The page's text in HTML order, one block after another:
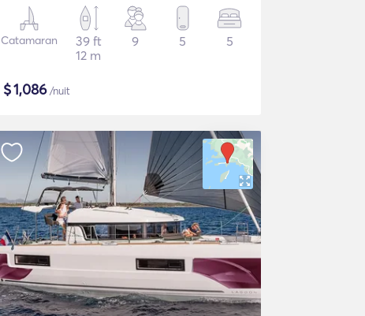
Catamaran
39 ft
12 m
9 5 5
$1,086/nuit